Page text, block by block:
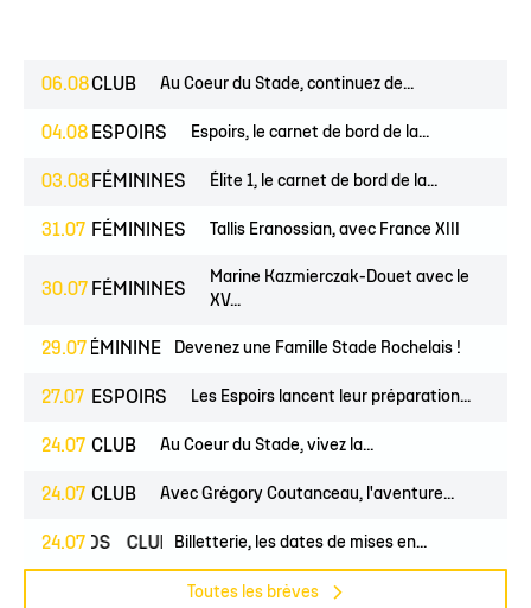
06.08CLUB Au Coeur du Stade, continuez de...
04.08 ESPOIRS Espoirs, le carnet de bord de la...
03.08 FÉMININES Élite 1, le carnet de bord de la...
31.07 FÉMININES Tallis Eranossian, avec France XIII
30.07 FÉMININES
Marine Kazmierczak-Douet avec le
XV...
29.07
FÉMININES CLUB
Devenez une Famille Stade Rochelais !
27.07 ESPOIRS Les Espoirs lancent leur préparation...
24.07 CLUB Au Coeur du Stade, vivez la...
24.07 CLUB Avec Grégory Coutanceau, l'aventure...
24.07
PROS CLUB Billetterie, les dates de mises en...
Toutes les brèves